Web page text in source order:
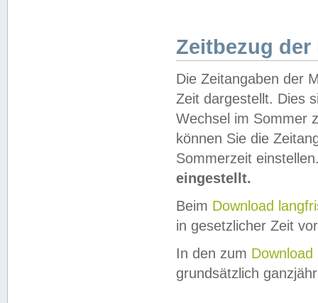
Zeitbezug der
Die Zeitangaben der
Zeit dargestellt. Dies
Wechsel im Sommer
können Sie die
Sommerzeit
eingestellt.
Beim Download
in gesetzlicher Zeit
In den zum Download
grundsätzlich